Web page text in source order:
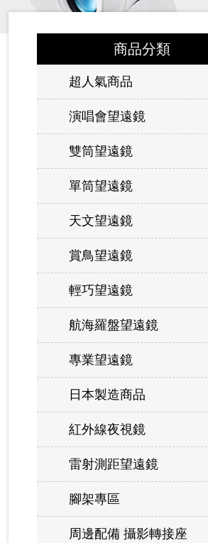
商品分類
超人氣商品
演唱會望遠鏡
雙筒望遠鏡
單筒望遠鏡
天文望遠鏡
賞鳥望遠鏡
輕巧望遠鏡
航海羅盤望遠鏡
專業望遠鏡
日本製造商品
紅外線夜視鏡
雷射測距望遠鏡
腳架專區
周邊配備 攝影轉接座